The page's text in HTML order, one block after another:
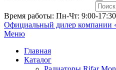
Время работы: Пн-Чт: 9:00-
Официальный дилер
Меню
Главная
Каталог